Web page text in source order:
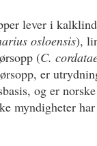
lever i
osloensis),
(C.
er
og er
myndigheter